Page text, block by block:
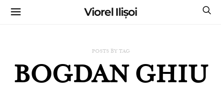
Viorel Ilișoi
POSTS BY TAG
BOGDAN GHIU
CUMPĂRĂ CĂRȚILE MELE CU AUTOGRAF